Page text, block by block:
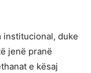
duke
jenë pranë
e kësaj